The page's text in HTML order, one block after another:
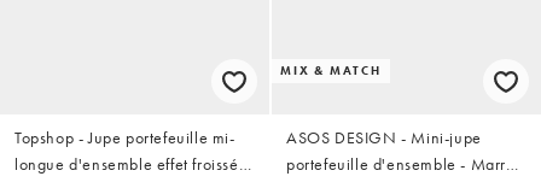
Topshop - Jupe portefeuille mi-
longue d'ensemble effet froissé à
MIX & MATCH
ASOS DESIGN - Mini-jupe
portefeuille d'ensemble - Marron